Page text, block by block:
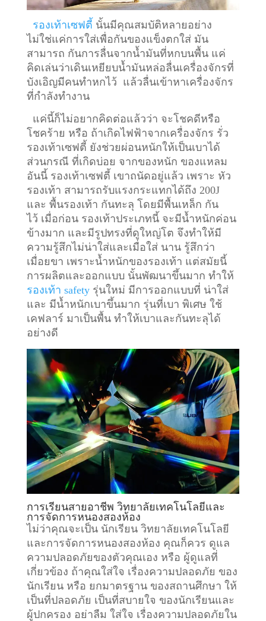
รองเท้าเซฟตี้ นั้นมีคุณสมบัติหลายอย่าง
ไม่ใช่แค่การใส่เพื่อกันของแข็งตกใส่ มัน
สามารถ กันการลื่นจากน้ำมันที่หกบนพื้น แค่
คิดเล่นว่าเดินเหยียบน้ำมันหล่อลื่นเครื่องจักรที่
บังเอิญมีคนทำหกไว้ แล้วลื่นเข้าหาเครื่องจักร
ที่กำลังทำงาน
แค่นี้ก็ไม่อยากคิดต่อแล้วว่า จะโชคดีหรือ
โชคร้าย หรือ ถ้าเกิดไฟฟ้าจากเครื่องจักร รั่ว
รองเท้าเซฟตี้ ยังช่วยผ่อนหนักให้เป็นเบาได้
ส่วนกรณี ที่เกิดบ่อย จากของหนัก ของแหลม
อันนี้ รองเท้าเซฟตี้ เขาถนัดอยู่แล้ว เพราะ หัว
รองเท้า สามารถรับแรงกระแทกได้ถึง 200J
และ พื้นรองเท้า กันทะลุ โดยมีพื้นเหล็ก กัน
ไว้ เมื่อก่อน รองเท้าประเภทนี้ จะมีน้ำหนักค่อน
ข้างมาก และมีรูปทรงที่ดูใหญ่โต จึงทำให้มี
ความรู้สึกไม่น่าใส่และเมื่อใส่ นาน รู้สึกว่า
เมื่อยขา เพราะน้ำหนักของรองเท้า แต่สมัยนี้
การผลิตและออกแบบ นั้นพัฒนาขึ้นมาก ทำให้
รองเท้า safetyรุ่นใหม่ มีการออกแบบที่ น่าใส่
และ มีน้ำหนักเบาขึ้นมาก รุ่นที่เบา พิเศษ ใช้
เคฟลาร์ มาเป็นพื้น ทำให้เบาและกันทะลุได้
อย่างดี
การเรียนสายอาชีพ วิทยาลัยเทคโนโลยีและ
การจัดการหนองสองห้อง
ไม่ว่าคุณจะเป็น นักเรียน วิทยาลัยเทคโนโลยี
และการจัดการหนองสองห้อง คุณก็ควร ดูแล
ความปลอดภัยของตัวคุณเอง หรือ ผู้ดูแลที่
เกี่ยวข้อง ถ้าคุณใส่ใจ เรื่องความปลอดภัย ของ
นักเรียน หรือ ยกมาตรฐาน ของสถานศึกษา ให้
เป็นที่ปลอดภัย เป็นที่สบายใจ ของนักเรียนและ
ผู้ปกครอง อย่าลืม ใส่ใจ เรื่องความปลอดภัยใน